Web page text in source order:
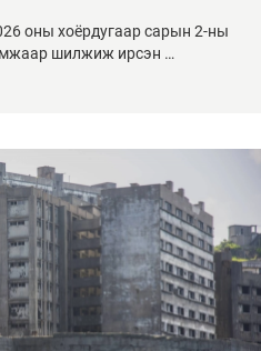
оны хоёрдугаар сарын 2-ны
шилжиж ирсэн …